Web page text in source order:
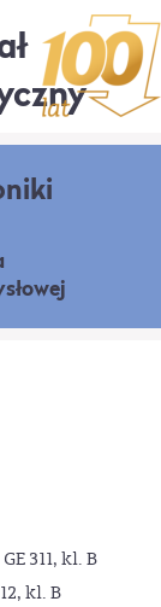
311, kl. B
kl. B